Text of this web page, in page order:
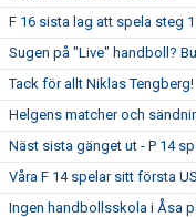
F 16 sista lag att spela steg
Sugen på "Live" handboll?
Tack för allt Niklas Tengberg!
Helgens matcher och
Näst sista gänget ut - P 14
Våra F 14 spelar sitt första
Ingen handbollsskola i Åsa